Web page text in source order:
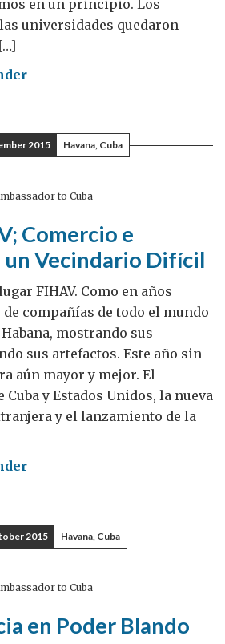
en un principio. Los
universidades quedaron
2015 Havana, Cuba
to Cuba
Comercio e
un Vecindario Difícil
FIHAV. Como en años
compañías de todo el mundo
mostrando sus
sus artefactos. Este año sin
aún mayor y mejor. El
y Estados Unidos, la nueva
y el lanzamiento de la
2015 Havana, Cuba
to Cuba
en Poder Blando